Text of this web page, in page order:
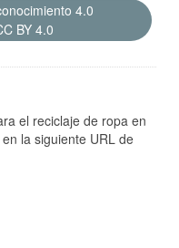
4.0
BY 4.0
el reciclaje de ropa en
la siguiente URL de